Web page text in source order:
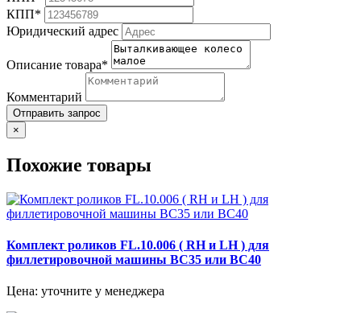
КПП*
Юридический адрес
Описание товара*
Комментарий
Отправить запрос
×
Похожие товары
Комплект роликов FL.10.006 ( RH и LH ) для
филлетировочной машины BC35 или BC40
Цена: уточните у менеджера